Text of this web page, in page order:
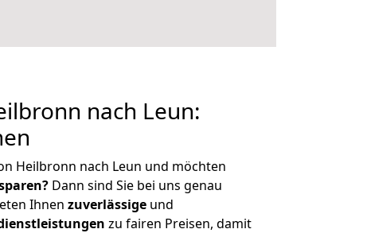
nach Leun:
Heilbronn nach Leun und möchten
Dann sind Sie bei uns genau
Ihnen zuverlässige und
zu fairen Preisen, damit